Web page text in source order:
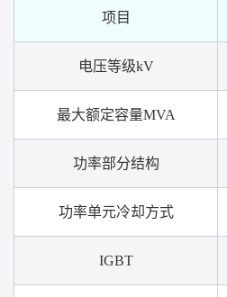
项目
电压等级kV
最大额定容量MVA
功率部分结构
功率单元冷却方式
IGBT